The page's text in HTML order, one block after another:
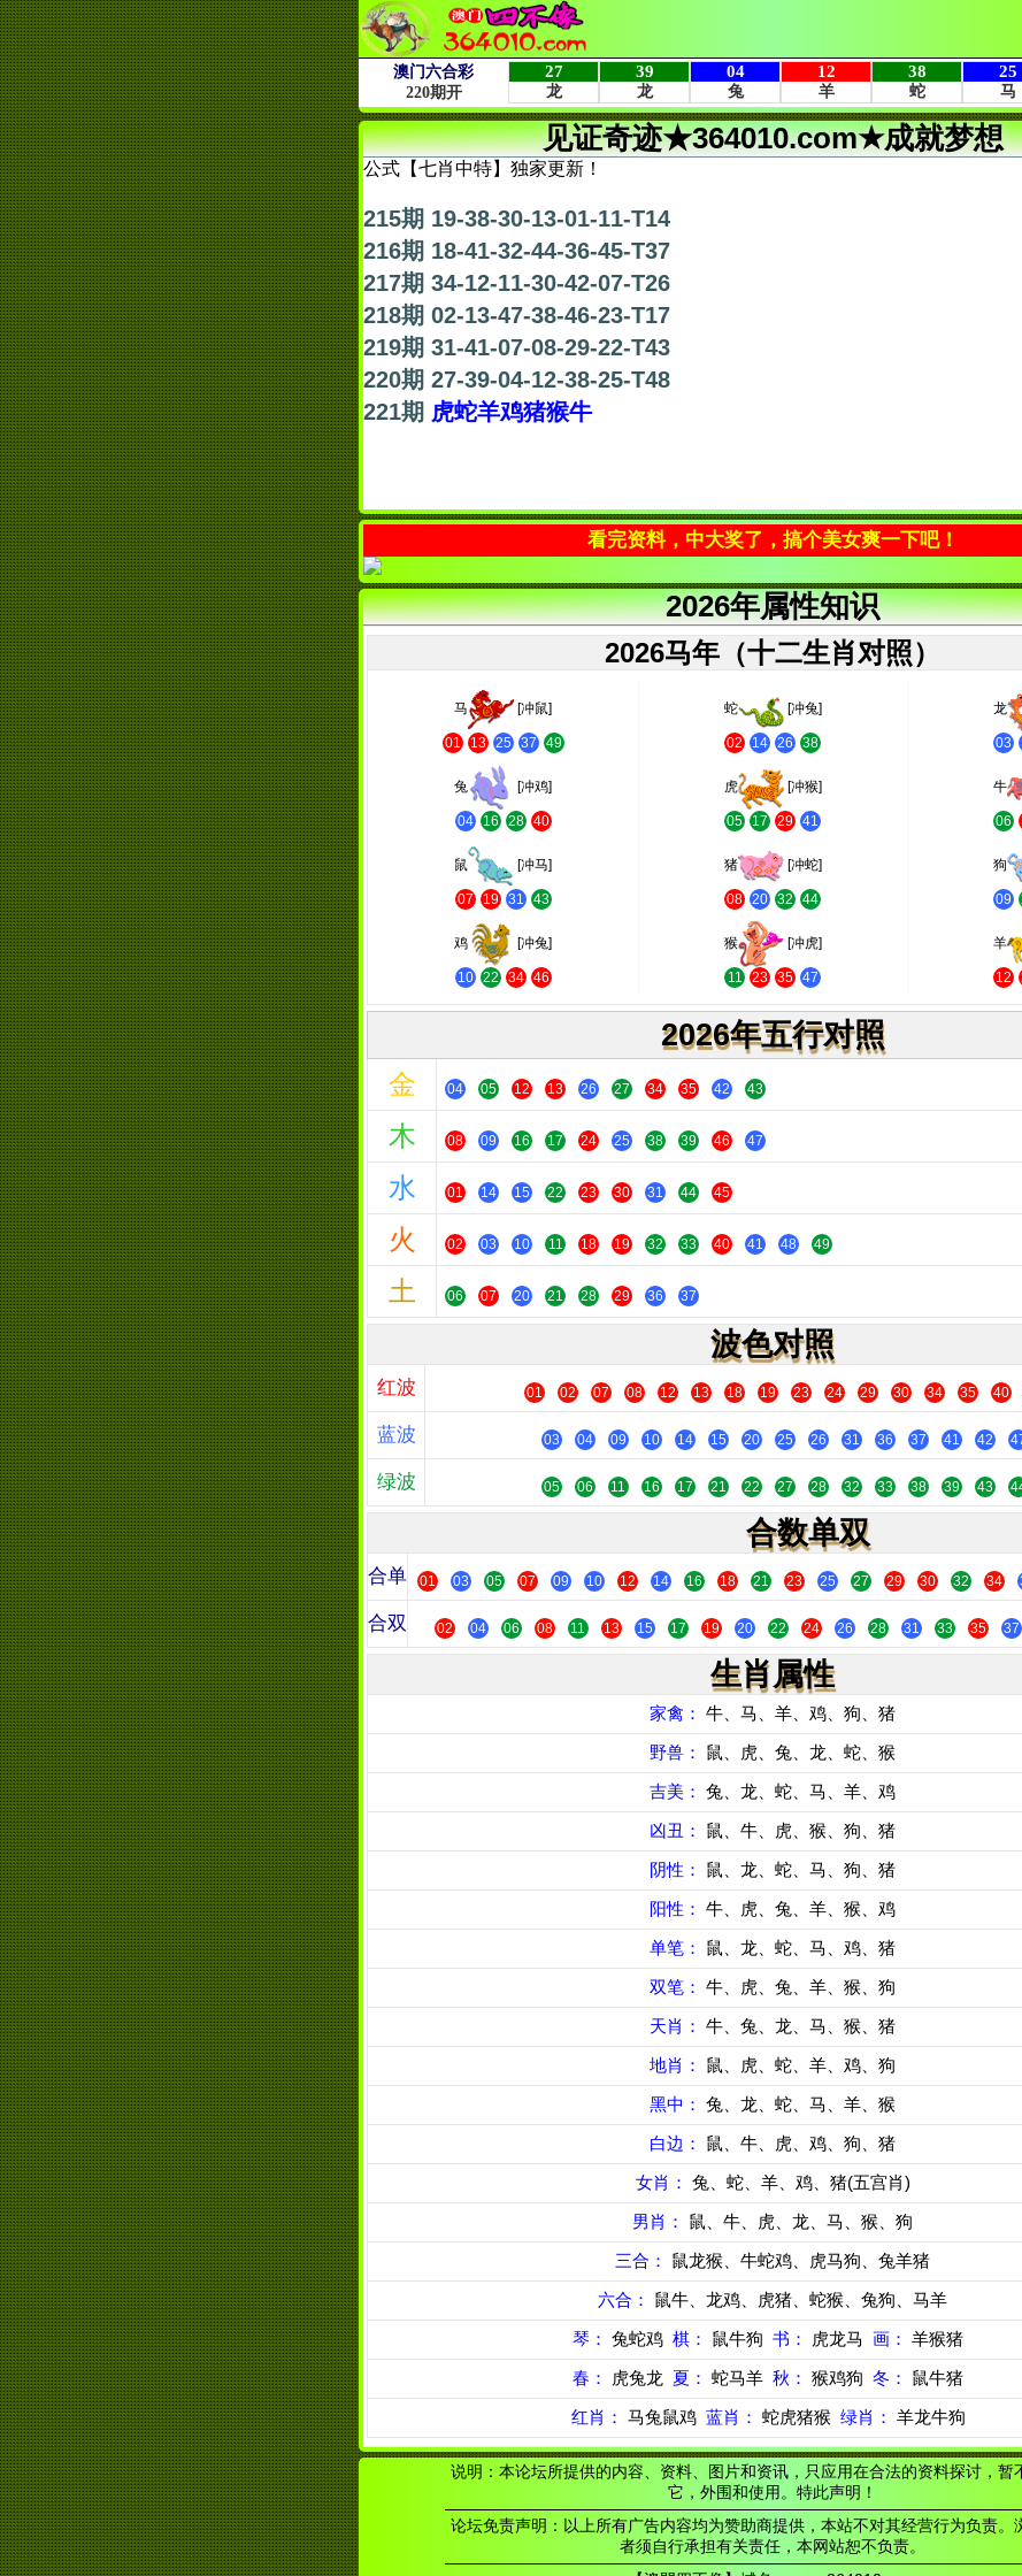
见证奇迹★364010.com★成就梦想
公式【七肖中特】独家更新！
215期 19-38-30-13-01-11-T14
216期 18-41-32-44-36-45-T37
217期 34-12-11-30-42-07-T26
218期 02-13-47-38-46-23-T17
219期 31-41-07-08-29-22-T43
220期 27-39-04-12-38-25-T48
221期 虎蛇羊鸡猪猴牛
看完资料，中大奖了，搞个美女爽一下吧！
2026年属性知识
2026马年（十二生肖对照）
马 [冲鼠]
01 13 25 37 49
蛇 [冲兔]
02 14 26 38
龙
03
兔 [冲鸡]
04 16 28 40
虎 [冲猴]
05 17 29 41
牛
06
鼠 [冲马]
07 19 31 43
猪 [冲蛇]
08 20 32 44
狗
09
鸡 [冲兔]
10 22 34 46
猴 [冲虎]
11 23 35 47
羊
12
2026年五行对照
金 04 05 12 13 26 27 34 35 42 43
木 08 09 16 17 24 25 38 39 46 47
水 01 14 15 22 23 30 31 44 45
火 02 03 10 11 18 19 32 33 40 41 48 49
土 06 07 20 21 28 29 36 37
波色对照
红波 01 02 07 08 12 13 18 19 23 24 29 30 34 35 40
蓝波 03 04 09 10 14 15 20 25 26 31 36 37 41 42
绿波 05 06 11 16 17 21 22 27 28 32 33 38 39 43
合数单双
合单 01 03 05 07 09 10 12 14 16 18 21 23 25 27 29 30 32 34
合双 02 04 06 08 11 13 15 17 19 20 22 24 26 28 31 33 35 37
生肖属性
家禽： 牛、马、羊、鸡、狗、猪
野兽： 鼠、虎、兔、龙、蛇、猴
吉美： 兔、龙、蛇、马、羊、鸡
凶丑： 鼠、牛、虎、猴、狗、猪
阴性： 鼠、龙、蛇、马、狗、猪
阳性： 牛、虎、兔、羊、猴、鸡
单笔： 鼠、龙、蛇、马、鸡、猪
双笔： 牛、虎、兔、羊、猴、狗
天肖： 牛、兔、龙、马、猴、猪
地肖： 鼠、虎、蛇、羊、鸡、狗
黑中： 兔、龙、蛇、马、羊、猴
白边： 鼠、牛、虎、鸡、狗、猪
女肖： 兔、蛇、羊、鸡、猪(五宫肖)
男肖： 鼠、牛、虎、龙、马、猴、狗
三合： 鼠龙猴、牛蛇鸡、虎马狗、兔羊猪
六合： 鼠牛、龙鸡、虎猪、蛇猴、兔狗、马羊
琴： 兔蛇鸡 棋： 鼠牛狗 书： 虎龙马 画： 羊猴猪
春：
虎兔龙 夏： 蛇马羊 秋： 猴鸡狗 冬： 鼠牛猪
红肖： 马兔鼠鸡 蓝肖： 蛇虎猪猴 绿肖： 羊龙牛狗
说明：本论坛所提供的内容、资料、图片和资讯，只应用在合法的资料探讨，暂
它，外围和使用。特此声明！
论坛免责声明：以上所有广告内容均为赞助商提供，本站不对其经营行为负责。
者须自行承担有关责任，本网站恕不负责。